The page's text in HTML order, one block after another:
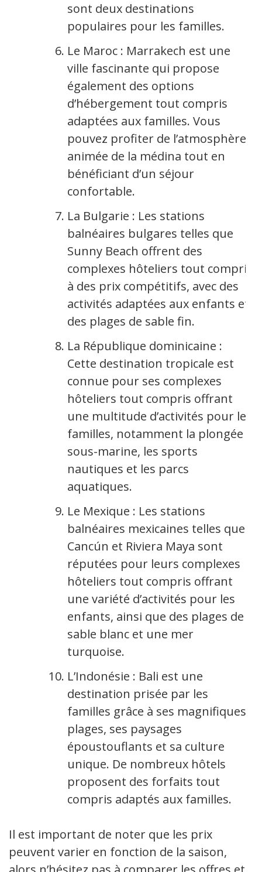
sont deux destinations
populaires pour les familles.
Le Maroc : Marrakech est une
ville fascinante qui propose
également des options
d’hébergement tout compris
adaptées aux familles. Vous
pouvez profiter de l’atmosphère
animée de la médina tout en
bénéficiant d’un séjour
confortable.
La Bulgarie : Les stations
balnéaires bulgares telles que
Sunny Beach offrent des
complexes hôteliers tout compris
à des prix compétitifs, avec des
activités adaptées aux enfants et
des plages de sable fin.
La République dominicaine :
Cette destination tropicale est
connue pour ses complexes
hôteliers tout compris offrant
une multitude d’activités pour les
familles, notamment la plongée
sous-marine, les sports
nautiques et les parcs
aquatiques.
Le Mexique : Les stations
balnéaires mexicaines telles que
Cancún et Riviera Maya sont
réputées pour leurs complexes
hôteliers tout compris offrant
une variété d’activités pour les
enfants, ainsi que des plages de
sable blanc et une mer
turquoise.
L’Indonésie : Bali est une
destination prisée par les
familles grâce à ses magnifiques
plages, ses paysages
époustouflants et sa culture
unique. De nombreux hôtels
proposent des forfaits tout
compris adaptés aux familles.
Il est important de noter que les prix
peuvent varier en fonction de la saison,